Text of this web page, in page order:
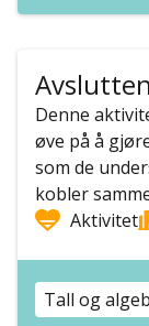
Denne
øve på å
som de
kobler
Aktivitet
Tall og